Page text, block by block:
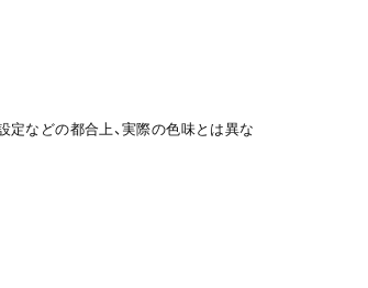
定などの都合上、実際の色味とは異な